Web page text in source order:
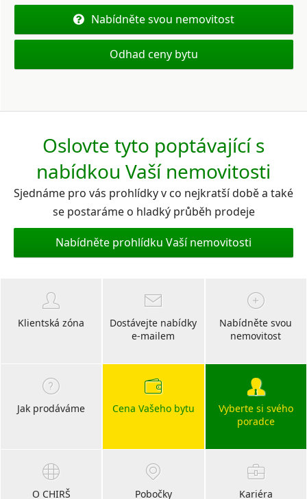
Nabídněte svou nemovitost
Odhad ceny bytu
Oslovte tyto poptávající s
nabídkou Vaší nemovitosti
Sjednáme pro vás prohlídky v co nejkratší době a také
se postaráme o hladký průběh prodeje
Nabídněte prohlídku Vaší nemovitosti
Klientská zóna
Dostávejte nabídky
e-mailem
Nabídněte svou
nemovitost
Jak prodáváme Cena Vašeho bytu
Vyberte si svého
poradce
O CHIRŠ Pobočky Kariéra